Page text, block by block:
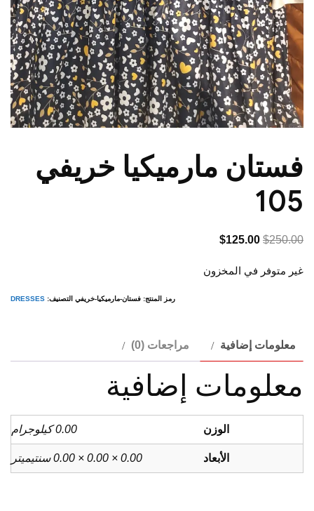
فستان مارميكيا خريفي
105
$250.00
السعر
هو:
$125.00 السعر
هو:
غير متوفر في المخزون
رمز المنتج: فستان-مارميكيا-خريفي التصنيف: DRESSES
معلومات إضافية مراجعات (0)
معلومات إضافية
الوزن 0.00 كيلوجرام
الأبعاد 0.00 × 0.00 × 0.00 سنتيميتر